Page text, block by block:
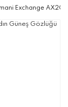
Exchange